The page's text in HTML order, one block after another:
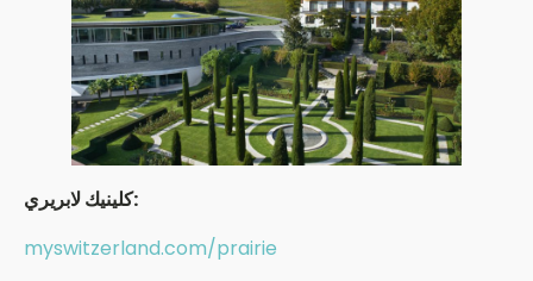
كلينيك لابريري:
myswitzerland.com/prairie